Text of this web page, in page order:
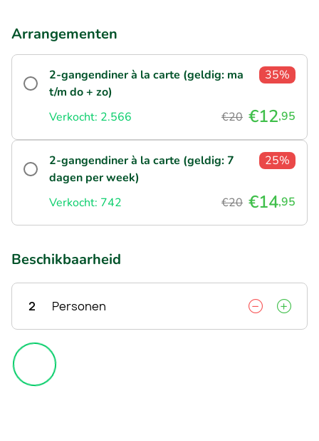
Arrangementen
2-gangendiner à la carte (geldig: ma
t/m do + zo)
35%
Verkocht: 2.566 €20 €12,95
2-gangendiner à la carte (geldig: 7
dagen per week)
25%
Verkocht: 742 €20 €14,95
Beschikbaarheid
2 Personen